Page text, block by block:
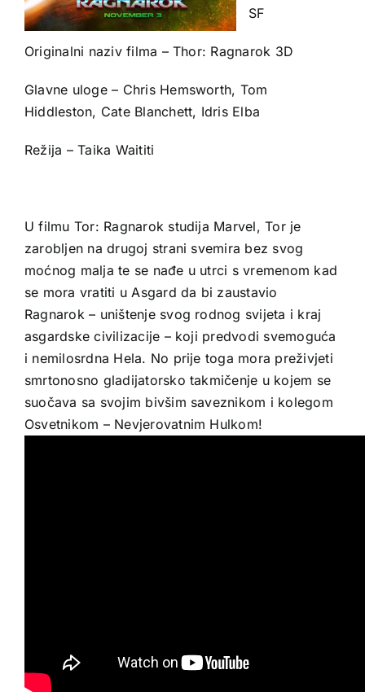
SF
Originalni naziv filma – Thor: Ragnarok 3D
Glavne uloge – Chris Hemsworth, Tom
Hiddleston, Cate Blanchett, Idris Elba
Režija – Taika Waititi
U filmu Tor: Ragnarok studija Marvel, Tor je
zarobljen na drugoj strani svemira bez svog
moćnog malja te se nađe u utrci s vremenom kad
se mora vratiti u Asgard da bi zaustavio
Ragnarok – uništenje svog rodnog svijeta i kraj
asgardske civilizacije – koji predvodi svemoguća
i nemilosrdna Hela. No prije toga mora preživjeti
smrtonosno gladijatorsko takmičenje u kojem se
suočava sa svojim bivšim saveznikom i kolegom
Osvetnikom – Nevjerovatnim Hulkom!